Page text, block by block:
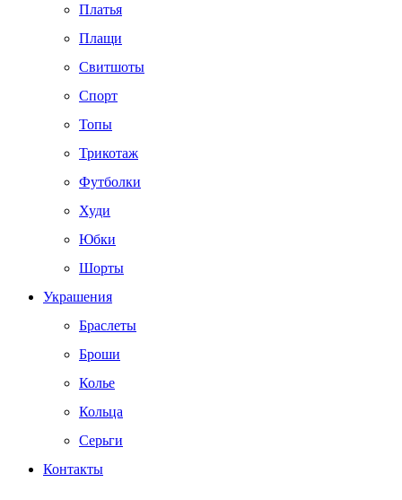
Платья
Плащи
Свитшоты
Спорт
Топы
Трикотаж
Футболки
Худи
Юбки
Шорты
Украшения
Браслеты
Броши
Колье
Кольца
Серьги
Контакты